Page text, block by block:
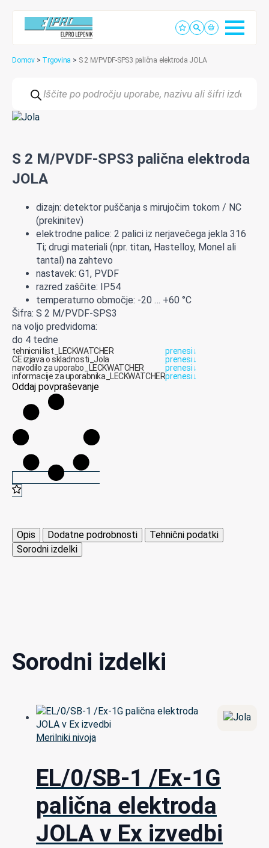
Domov > Trgovina > S 2 M/PVDF-SPS3 palična elektroda JOLA
search
S 2 M/PVDF-SPS3 palična elektroda
JOLA
dizajn: detektor puščanja s mirujočim tokom / NC
(prekinitev)
elektrodne palice: 2 palici iz nerjavečega jekla 316
Ti; drugi materiali (npr. titan, Hastelloy, Monel ali
tantal) na zahtevo
nastavek: G1, PVDF
razred zaščite: IP54
temperaturno območje: -20 … +60 °C
Šifra: S 2 M/PVDF-SPS3
na voljo predvidoma:
do 4 tedne
tehnicni list_LECKWATCHER prenesi↓
CE izjava o skladnosti_Jola
prenesi↓
navodilo za uporabo_LECKWATCHER
prenesi↓
informacije za uporabnika_LECKWATCHERprenesi↓
Oddaj povpraševanje
Opis Dodatne podrobnosti
Tehnični podatki
Sorodni izdelki
Sorodni izdelki
Merilniki nivoja
EL/0/SB-1 /Ex-1G
palična elektroda
JOLA v Ex izvedbi